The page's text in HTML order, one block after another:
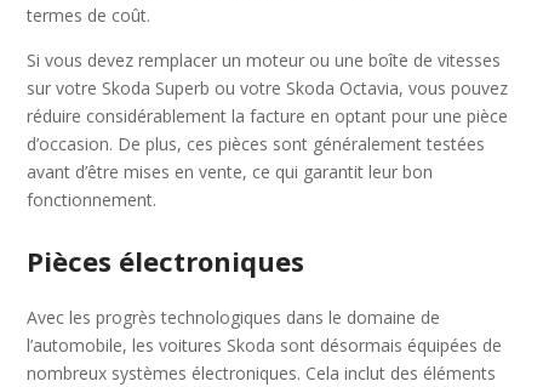
termes de coût.
Si vous devez remplacer un moteur ou une boîte de vitesses
sur votre Skoda Superb ou votre Skoda Octavia, vous pouvez
réduire considérablement la facture en optant pour une pièce
d’occasion. De plus, ces pièces sont généralement testées
avant d’être mises en vente, ce qui garantit leur bon
fonctionnement.
Pièces électroniques
Avec les progrès technologiques dans le domaine de
l’automobile, les voitures Skoda sont désormais équipées de
nombreux systèmes électroniques. Cela inclut des éléments